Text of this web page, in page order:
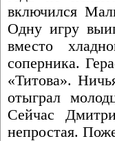
включился
Одну игру
вместо
соперника.
«Титова».
отыграл
Сейчас
непростая.